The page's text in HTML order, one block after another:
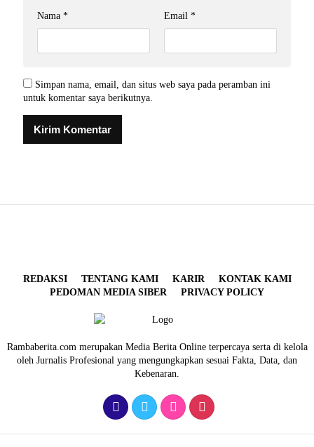
Nama * Email *
Simpan nama, email, dan situs web saya pada peramban ini
untuk komentar saya berikutnya.
REDAKSI TENTANG KAMI KARIR
KONTAK KAMI
PEDOMAN MEDIA SIBER
PRIVACY POLICY
Rambaberita.com merupakan Media Berita Online terpercaya serta di kelola
oleh Jurnalis Profesional yang mengungkapkan sesuai Fakta, Data, dan
Kebenaran.